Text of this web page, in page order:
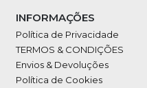
INFORMAÇÕES
Política de Privacidade
TERMOS & CONDIÇÕES
Envios & Devoluções
Política de Cookies